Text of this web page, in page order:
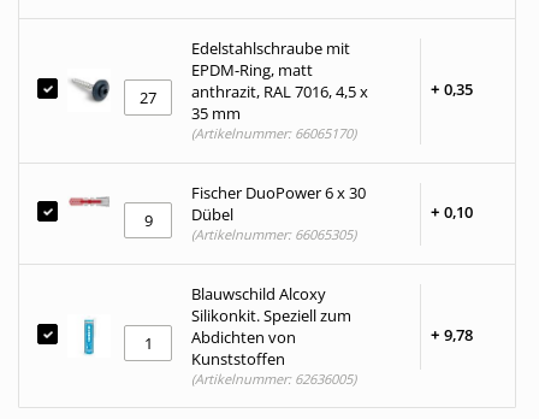
Edelstahlschraube mit
EPDM-Ring, matt
anthrazit, RAL 7016, 4,5 x
35 mm
+ 0,35
(Artikelnummer: 66065170)
Fischer DuoPower 6 x 30
Dübel
+ 0,10
(Artikelnummer: 66065305)
Blauwschild Alcoxy
Silikonkit. Speziell zum
Abdichten von
Kunststoffen
+ 9,78
(Artikelnummer: 62636005)